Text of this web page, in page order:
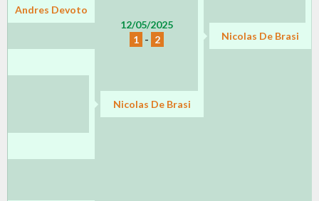
12/05/2025
1 - 2
Andres Devoto
Nicolas De Brasi
Nicolas De Brasi